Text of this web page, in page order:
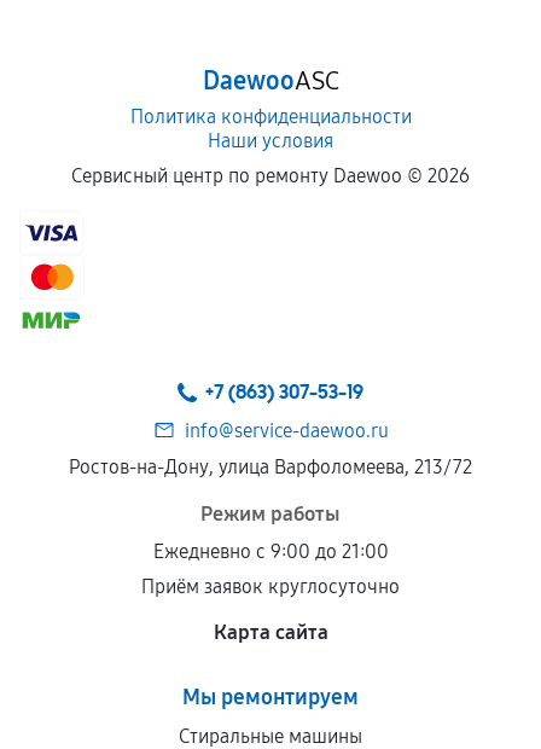
DaewooASC
Политика конфиденциальности
Наши условия
Сервисный центр по ремонту Daewoo © 2026
+7 (863) 307-53-19
info@service-daewoo.ru
Ростов-на-Дону, улица Варфоломеева, 213/72
Режим работы
Ежедневно с 9:00 до 21:00
Приём заявок круглосуточно
Карта сайта
Мы ремонтируем
Стиральные машины